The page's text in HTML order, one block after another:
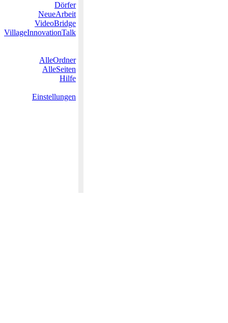
Dörfer
NeueArbeit
VideoBridge
VillageInnovationTalk
AlleOrdner
AlleSeiten
Hilfe
Einstellungen